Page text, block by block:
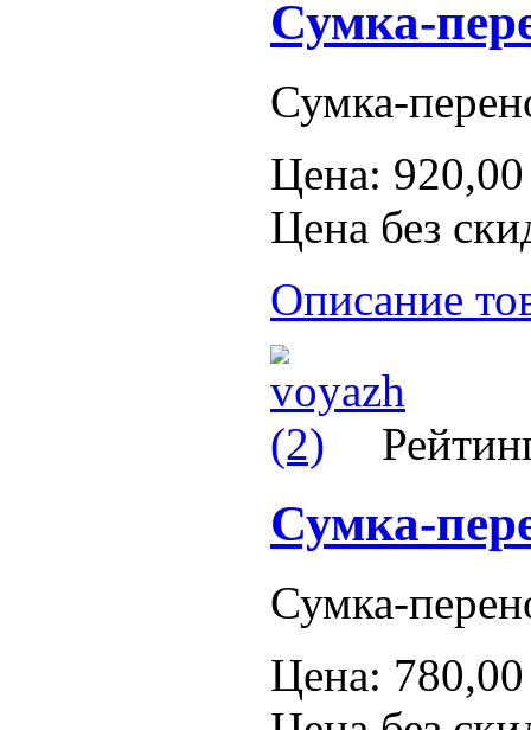
Сумка-
Сумка-
Цена:
Цена без
Описание
Сумка-
Сумка-
Цена: